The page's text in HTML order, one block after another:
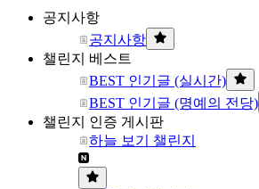
공지사항
공지사항
챌린지 베스트
BEST 인기글 (실시간)
BEST 인기글 (명예의 전당)
챌린지 인증 게시판
하늘 보기 챌린지